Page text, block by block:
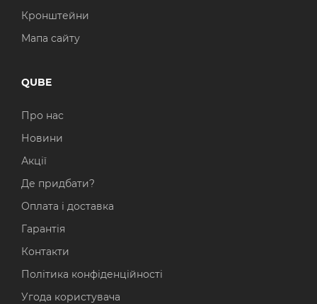
Кронштейни
Мапа сайту
QUBE
Про нас
Новини
Акції
Де придбати?
Оплата і доставка
Гарантія
Контакти
Політика конфіденційності
Угода користувача